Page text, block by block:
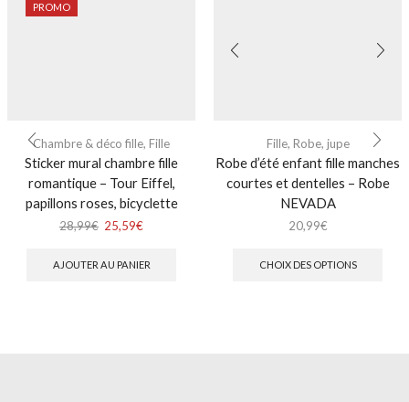
PROMO
Chambre & déco fille, Fille
Sticker mural chambre fille
romantique – Tour Eiffel,
papillons roses, bicyclette
28,99€ 25,59€
AJOUTER AU PANIER
Fille, Robe, jupe
Robe d’été enfant fille manches
courtes et dentelles – Robe
NEVADA
20,99€
CHOIX DES OPTIONS